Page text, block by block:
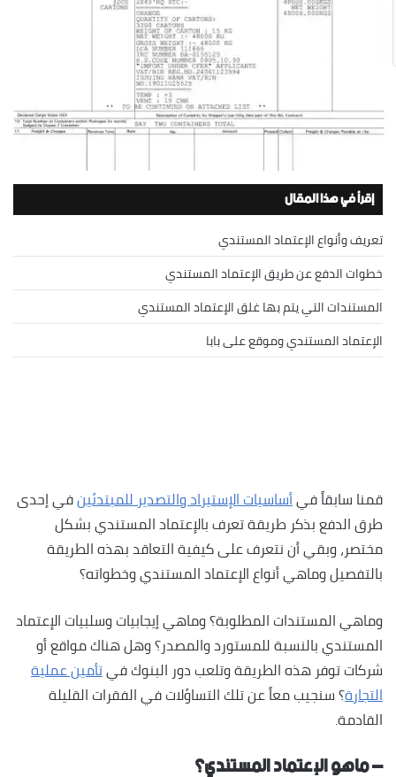
إقرأ في هذا المقال
تعريف وأنواع الإعتماد المستندي
خطوات الدفع عن طريق الإعتماد المستندي
المستندات التي يتم بها غلق الإعتماد المستندي
الإعتماد المستندي وموقع على بابا
قمنا سابقاً فيأساسيات الإستيراد والتصدير للمبتدئينفي إحدى
طرق الدفع بذكر طريقة تعرف بالإعتماد المستندي بشكل
مختصر، وبقي أن نتعرف على كيفية التعاقد بهذه الطريقة
بالتفصيل وماهي أنواع الإعتماد المستندي وخطواته؟
وماهي المستندات المطلوبة؟ وماهي إيجابيات وسلبيات الإعتماد
المستندي بالنسبة للمستورد والمصدر؟ وهل هناك مواقع أو
شركات توفر هذه الطريقة وتلعب دور البنوك فيتأمين عملية
التجارة؟ سنجيب معاً عن تلك التساؤلات في الفقرات القليلة
القادمة.
– ماهو الإعتماد المستندي؟